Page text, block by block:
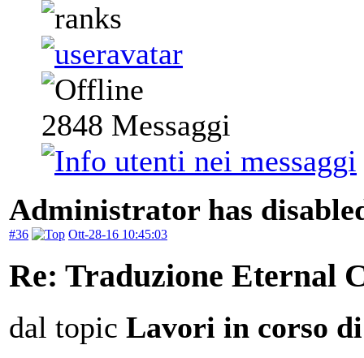
2848 Messaggi
Administrator has
#36 Ott-28-16 10:45:03
Re: Traduzione Eternal
dal topic Lavori in corso